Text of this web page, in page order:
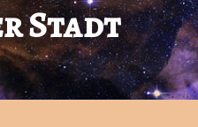
Stadt